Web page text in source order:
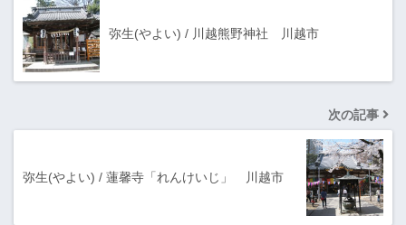
弥生(やよい) / 川越熊野神社 川越市
次の記事
弥生(やよい) / 蓮馨寺「れんけいじ」 川越市